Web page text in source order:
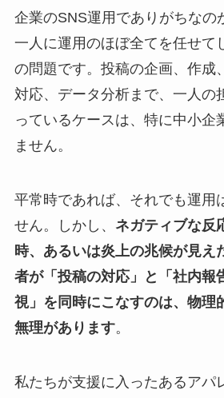
企業のSNS運用でありがちなの
一人に運用のほぼ全てを任せて
の問題です。投稿の企画、作成
対応、データ分析まで、一人の
っているケースは、特に中小企
ません。
平常時であれば、それでも運用
せん。しかし、 ネガティブな反
時、あるいは炎上の兆候が見え
者が「投稿の対応」と「社内報
視」を同時にこなすのは、物理
無理があります。
私たちが支援に入ったあるアパ